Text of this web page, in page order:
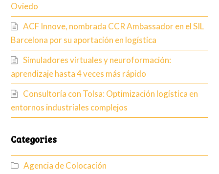
Oviedo
ACF Innove, nombrada CCR Ambassador en el SIL
Barcelona por su aportación en logística
Simuladores virtuales y neuroformación:
aprendizaje hasta 4 veces más rápido
Consultoría con Tolsa: Optimización logística en
entornos industriales complejos
Categories
Agencia de Colocación